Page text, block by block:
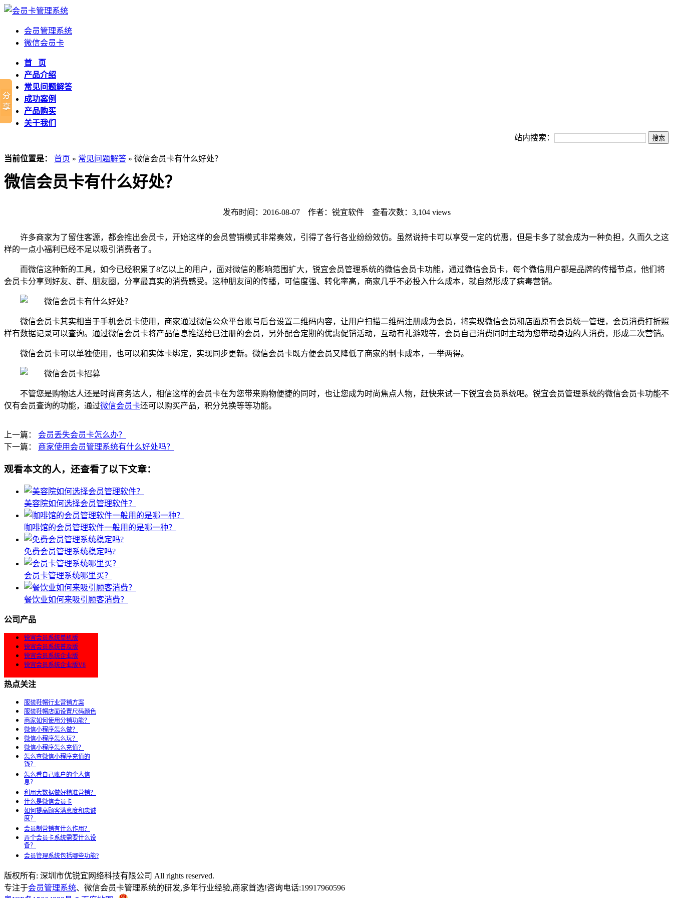
会员管理系统
微信会员卡
首 页
产品介绍
常见问题解答
成功案例
产品购买
关于我们
站内搜索：
当前位置是： 首页 » 常见问题解答 » 微信会员卡有什么好处？
微信会员卡有什么好处？
发布时间：2016-08-07 作者：锐宜软件 查看次数： 3,104 views
许多商家为了留住客源，都会推出会员卡，开始这样的会员营销模式非常奏效，引得了各行各业纷纷效仿。虽然说持卡可以享受一定的优惠，但是卡多了就会成为一种负担，久而久之这
样的一点小福利已经不足以吸引消费者了。
而微信这种新的工具，如今已经积累了8亿以上的用户，面对微信的影响范围扩大，锐宜会员管理系统的微信会员卡功能，通过微信会员卡，每个微信用户都是品牌的传播节点，他们将
会员卡分享到好友、群、朋友圈，分享最真实的消费感受。这种朋友间的传播，可信度强、转化率高，商家几乎不必投入什么成本，就自然形成了病毒营销。
微信会员卡其实相当于手机会员卡使用，商家通过微信公众平台账号后台设置二维码内容，让用户扫描二维码注册成为会员，将实现微信会员和店面原有会员统一管理，会员消费打折照
样有数据记录可以查询。通过微信会员卡将产品信息推送给已注册的会员，另外配合定期的优惠促销活动，互动有礼游戏等，会员自己消费同时主动为您带动身边的人消费，形成二次营销。
微信会员卡可以单独使用，也可以和实体卡绑定，实现同步更新。微信会员卡既方便会员又降低了商家的制卡成本，一举两得。
不管您是购物达人还是时尚商务达人，相信这样的会员卡在为您带来购物便捷的同时，也让您成为时尚焦点人物，赶快来试一下锐宜会员系统吧。锐宜会员管理系统的微信会员卡功能不
仅有会员查询的功能，通过微信会员卡还可以购买产品，积分兑换等等功能。
上一篇： 会员丢失会员卡怎么办？
下一篇： 商家使用会员管理系统有什么好处吗？
观看本文的人，还查看了以下文章：
美容院如何选择会员管理软件？
咖啡馆的会员管理软件一般用的是哪一种？
免费会员管理系统稳定吗?
会员卡管理系统哪里买？
餐饮业如何来吸引顾客消费？
公司产品
锐宜会员系统单机版
锐宜会员系统普及版
锐宜会员系统企业版
锐宜会员系统企业版V8
热点关注
服装鞋帽行业营销方案
服装鞋帽店面设置尺码颜色
商家如何使用分销功能？
微信小程序怎么做？
微信小程序怎么玩？
微信小程序怎么充值？
怎么查微信小程序充值的
钱？
怎么看自己账户的个人信
息？
利用大数据做好精准营销？
什么是微信会员卡
如何提高顾客满意度和忠诚
度？
会员制营销有什么作用？
弄个会员卡系统需要什么设
备？
会员管理系统包括哪些功能?
版权所有: 深圳市优锐宜网络科技有限公司 All rights reserved.
专注于会员管理系统、微信会员卡管理系统的研发,多年行业经验,商家首选!咨询电话:19917960596